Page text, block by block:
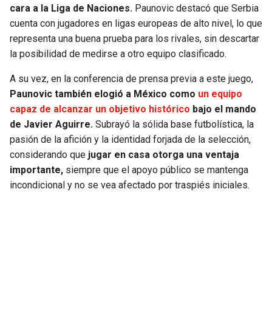
cara a la Liga de Naciones. Paunovic destacó que Serbia
cuenta con jugadores en ligas europeas de alto nivel, lo que
representa una buena prueba para los rivales, sin descartar
la posibilidad de medirse a otro equipo clasificado.
A su vez, en la conferencia de prensa previa a este juego,
Paunovic también elogió a México como un equipo
capaz de alcanzar un objetivo histórico bajo el mando
de Javier Aguirre. Subrayó la sólida base futbolística, la
pasión de la afición y la identidad forjada de la selección,
considerando que jugar en casa otorga una ventaja
importante, siempre que el apoyo público se mantenga
incondicional y no se vea afectado por traspiés iniciales.